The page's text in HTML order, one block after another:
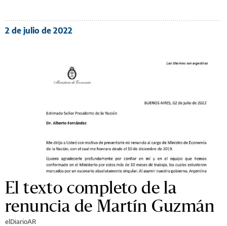
2 de julio de 2022
El texto completo de la
renuncia de Martín Guzmán
elDiarioAR